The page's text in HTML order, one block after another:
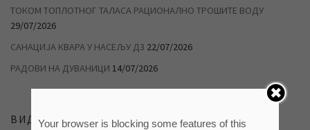
ТОКОМ ТОПЛОТНОГ ТАЛАСА РАЦИОНАЛНО ТРОШИТЕ ВОДУ
29/07/2026
САНАЦИЈА КВАРА У НАСЕЉУ Д3 22/07/2026
РАДОВИ НА ДУВАНИЦИ 14/07/2026
ВИДЕО ПРИЛОЗИ НА НАШЕМ ЈУТЈУБ КАНАЛУ
Your browser is blocking some features of this